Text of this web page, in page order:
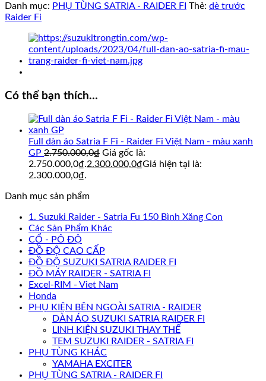
Danh mục: PHỤ TÙNG SATRIA - RAIDER FI Thẻ: dè trước
Raider Fi
Có thể bạn thích…
Full dàn áo Satria F Fi - Raider Fi Việt Nam - màu xanh
GP 2.750.000,0₫ Giá gốc là:
2.750.000,0₫.2.300.000,0₫Giá hiện tại là:
2.300.000,0₫.
Danh mục sản phẩm
1. Suzuki Raider - Satria Fu 150 Bình Xăng Con
Các Sản Phẩm Khác
CỔ - PÔ ĐỘ
ĐỒ ĐỘ CAO CẤP
ĐỒ ĐỘ SUZUKI SATRIA RAIDER FI
ĐỒ MÁY RAIDER - SATRIA FI
Excel-RIM - Viet Nam
Honda
PHỤ KIỆN BÊN NGOÀI SATRIA - RAIDER
DÀN ÁO SUZUKI SATRIA RAIDER FI
LINH KIỆN SUZUKI THAY THẾ
TEM SUZUKI RAIDER - SATRIA FI
PHỤ TÙNG KHÁC
YAMAHA EXCITER
PHỤ TÙNG SATRIA - RAIDER FI